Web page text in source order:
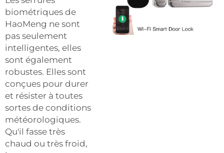
biométriques de
HaoMeng ne sont
pas seulement
intelligentes, elles
sont également
robustes. Elles sont
conçues pour durer
et résister à toutes
sortes de conditions
météorologiques.
Qu'il fasse très
chaud ou très froid,